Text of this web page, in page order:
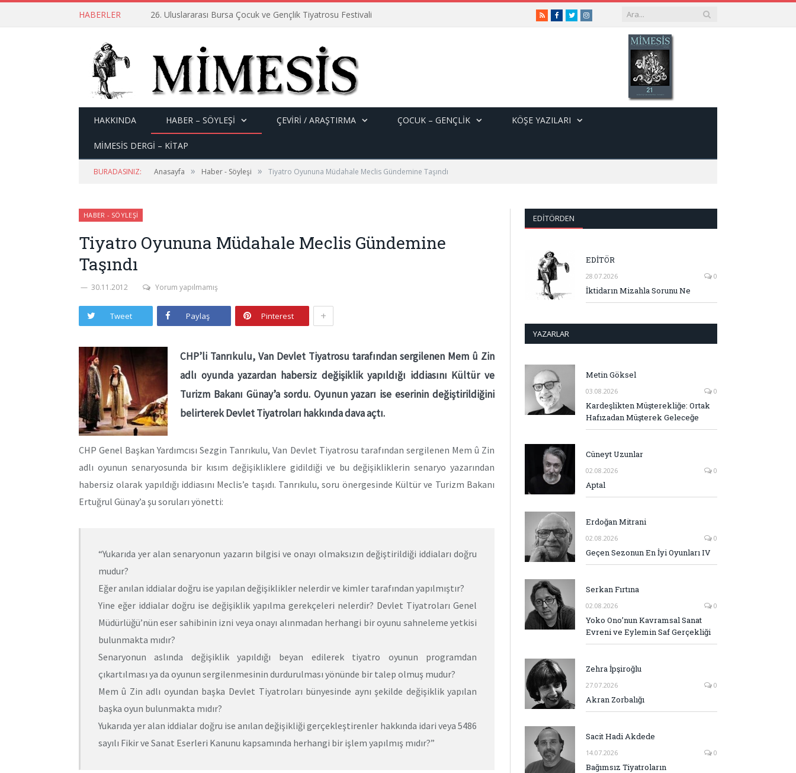
HABERLER 26. Uluslararası Bursa Çocuk ve Gençlik Tiyatrosu Festivali RSSFacebook
TwitterInstagram
HAKKINDA HABER – SÖYLEŞI ÇEVİRİ / ARAŞTIRMA ÇOCUK – GENÇLIK KÖŞE YAZILARI
MİMESİS DERGİ – KİTAP
BURADASINIZ: Anasayfa » Haber - Söyleşi » Tiyatro Oyununa Müdahale Meclis Gündemine Taşındı
HABER - SÖYLEŞI
Tiyatro Oyununa Müdahale Meclis Gündemine
Taşındı
30.11.2012 Yorum yapılmamış
Tweet Paylaş Pinterest +
CHP’li Tanrıkulu, Van Devlet Tiyatrosu tarafından sergilenen Mem û Zin
adlı oyunda yazardan habersiz değişiklik yapıldığı iddiasını Kültür ve
Turizm Bakanı Günay’a sordu. Oyunun yazarı ise eserinin değiştirildiğini
belirterek Devlet Tiyatroları hakkında dava açtı.
CHP Genel Başkan Yardımcısı Sezgin Tanrıkulu, Van Devlet Tiyatrosu tarafından sergilenen Mem û Zin
adlı oyunun senaryosunda bir kısım değişikliklere gidildiği ve bu değişikliklerin senaryo yazarından
habersiz olarak yapıldığı iddiasını Meclis’e taşıdı. Tanrıkulu, soru önergesinde Kültür ve Turizm Bakanı
Ertuğrul Günay’a şu soruları yönetti:
“Yukarıda yer alan senaryonun yazarın bilgisi ve onayı olmaksızın değiştirildiği iddiaları doğru
mudur?
Eğer anılan iddialar doğru ise yapılan değişiklikler nelerdir ve kimler tarafından yapılmıştır?
Yine eğer iddialar doğru ise değişiklik yapılma gerekçeleri nelerdir? Devlet Tiyatroları Genel
Müdürlüğü’nün eser sahibinin izni veya onayı alınmadan herhangi bir oyunu sahneleme yetkisi
bulunmakta mıdır?
Senaryonun aslında değişiklik yapıldığı beyan edilerek tiyatro oyunun programdan
çıkartılması ya da oyunun sergilenmesinin durdurulması yönünde bir talep olmuş mudur?
Mem û Zin adlı oyundan başka Devlet Tiyatroları bünyesinde aynı şekilde değişiklik yapılan
başka oyun bulunmakta mıdır?
Yukarıda yer alan iddialar doğru ise anılan değişikliği gerçekleştirenler hakkında idari veya 5486
sayılı Fikir ve Sanat Eserleri Kanunu kapsamında herhangi bir işlem yapılmış mıdır?”
EDITÖRDEN
EDİTÖR
28.07.2026 0
İktidarın Mizahla Sorunu Ne
YAZARLAR
Metin Göksel
03.08.2026 0
Kardeşlikten Müşterekliğe: Ortak
Hafızadan Müşterek Geleceğe
Cüneyt Uzunlar
02.08.2026 0
Aptal
Erdoğan Mitrani
02.08.2026 0
Geçen Sezonun En İyi Oyunları IV
Serkan Fırtına
02.08.2026 0
Yoko Ono’nun Kavramsal Sanat
Evreni ve Eylemin Saf Gerçekliği
Zehra İpşiroğlu
27.07.2026 0
Akran Zorbalığı
Sacit Hadi Akdede
14.07.2026 0
Bağımsız Tiyatroların